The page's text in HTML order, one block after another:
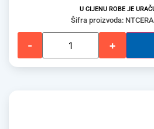
U CIJENU ROBE JE
Šifra proizvoda:
- +